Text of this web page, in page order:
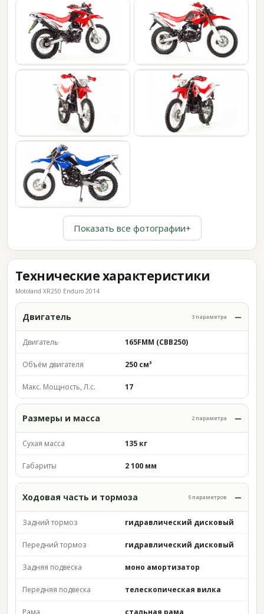
Показать все фотографии+
Технические характеристики
Motoland XR250 Enduro 2014
Двигатель 3 параметра
Двигатель 165FMM (CBB250)
Объём двигателя 250 см³
Макс. Мощность, Л.с. 17
Размеры и масса 2 параметра
Сухая масса 135 кг
Габариты 2 100 мм
Ходовая часть и тормоза 5 параметров
Задний тормоз гидравлический дисковый
Передний тормоз гидравлический дисковый
Задняя подвеска моно амортизатор
Передняя подвеска телескопическая вилка
Рама стальная рама